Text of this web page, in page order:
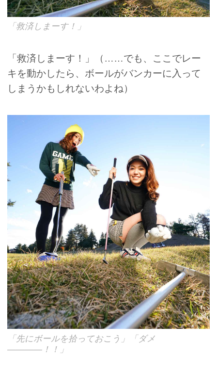
「救済しまーす！」
「救済しまーす！」（……でも、ここでレー
キを動かしたら、ボールがバンカーに入って
しまうかもしれないわよね）
「先にボールを拾っておこう」「ダメ
――――！！」